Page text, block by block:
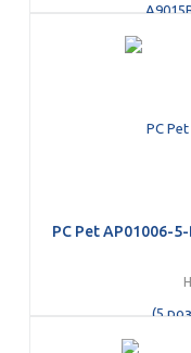
PС Pet AP01006-